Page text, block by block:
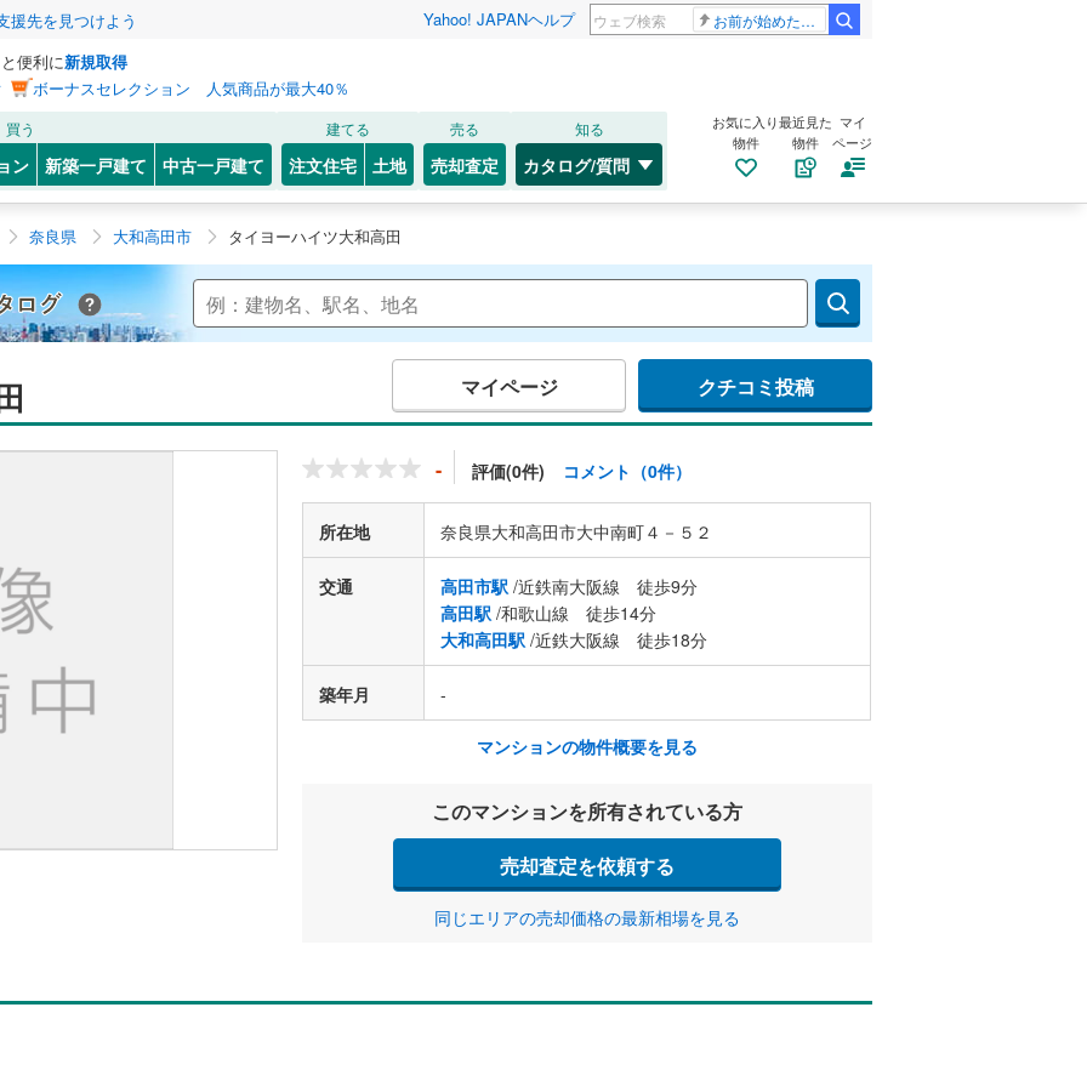
援先を見つけよう Yahoo! JAPANヘルプ お前が始めた物語だろ
便利に新規取得
ボーナスセレクション 人気商品が最大40％
買う
ン 新築一戸建て 中古一戸建て
建てる
注文住宅 土地
売る
売却査定
知る
カタログ/質問
お気に入り
物件
最近見た
物件
マイ
ページ
奈良県 大和高田市 タイヨーハイツ大和高田
Yahoo!不動産 マンションカタログ
マイページ クチコミ投稿
- 評価(0件) コメント（0件）
所在地 奈良県大和高田市大中南町４－５２
交通 高田市駅 /近鉄南大阪線 徒歩9分
高田駅 /和歌山線 徒歩14分
大和高田駅 /近鉄大阪線 徒歩18分
築年月 -
マンションの物件概要を見る
このマンションを所有されている方
売却査定を依頼する
同じエリアの売却価格の最新相場を見る